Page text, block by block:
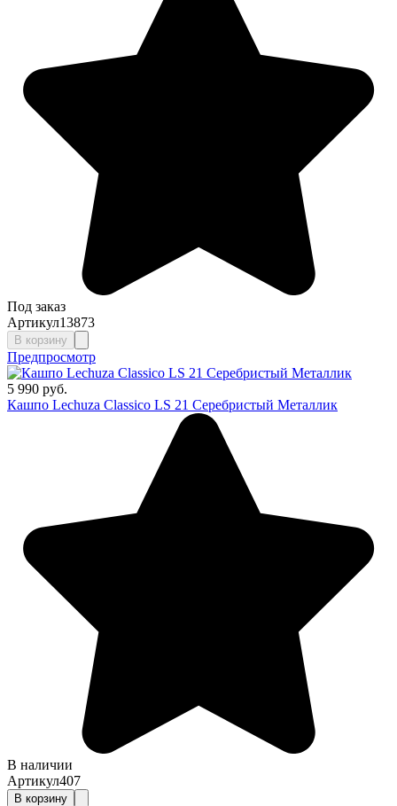
Под заказ
Артикул13873
В корзину
Предпросмотр
5 990 руб.
Кашпо Lechuza Classico LS 21 Серебристый Металлик
В наличии
Артикул407
В корзину